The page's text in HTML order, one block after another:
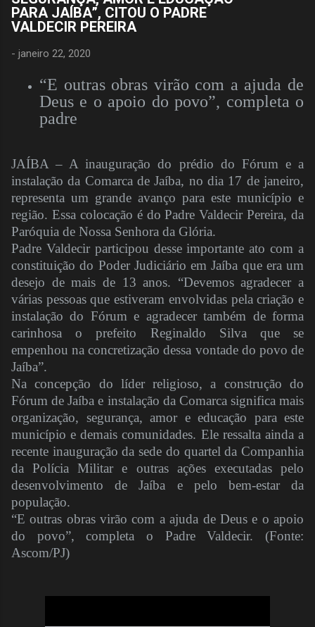
PARA JAÍBA”, CITOU O PADRE
VALDECIR PEREIRA
- janeiro 22, 2020
“E outras obras virão com a ajuda de
Deus e o apoio do povo”, completa o
padre
JAÍBA – A inauguração do prédio do Fórum e a
instalação da Comarca de Jaíba, no dia 17 de janeiro,
representa um grande avanço para este município e
região. Essa colocação é do Padre Valdecir Pereira, da
Paróquia de Nossa Senhora da Glória.
Padre Valdecir participou desse importante ato com a
constituição do Poder Judiciário em Jaíba que era um
desejo de mais de 13 anos. “Devemos agradecer a
várias pessoas que estiveram envolvidas pela criação e
instalação do Fórum e agradecer também de forma
carinhosa o prefeito Reginaldo Silva que se
empenhou na concretização dessa vontade do povo de
Jaíba”.
Na concepção do líder religioso, a construção do
Fórum de Jaíba e instalação da Comarca significa mais
organização, segurança, amor e educação para este
município e demais comunidades. Ele ressalta ainda a
recente inauguração da sede do quartel da Companhia
da Polícia Militar e outras ações executadas pelo
desenvolvimento de Jaíba e pelo bem-estar da
população.
“E outras obras virão com a ajuda de Deus e o apoio
do povo”, completa o Padre Valdecir. (Fonte:
Ascom/PJ)